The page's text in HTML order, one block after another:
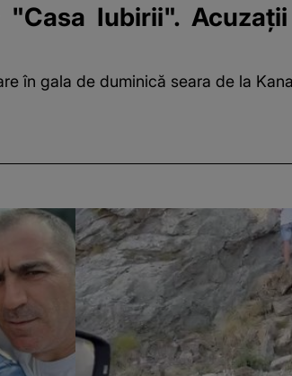
Iubirii".
în gala de duminică seara de la